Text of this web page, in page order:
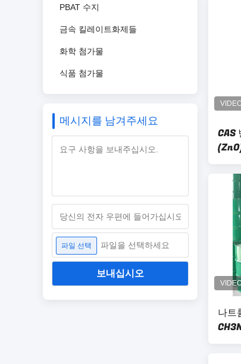
PBAT 수지
금속 킬레이트화제들
화학 첨가물
식품 첨가물
메시지를 남겨주세요
파일 선택 파일을 선택하세요
보내십시오
CAS
나트
데히